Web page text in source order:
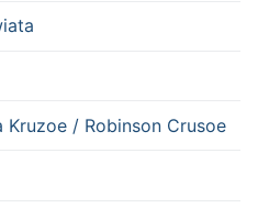
Kruzoe / Robinson Crusoe